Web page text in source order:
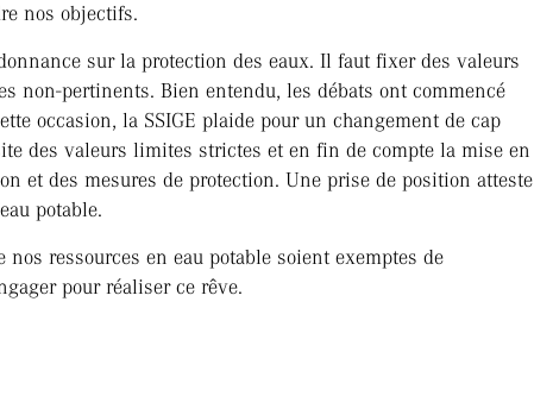
nos objectifs.
sur la protection des eaux. Il faut fixer des valeurs
non-pertinents. Bien entendu, les débats ont commencé
occasion, la SSIGE plaide pour un changement de cap
des valeurs limites strictes et en fin de compte la mise en
et des mesures de protection. Une prise de position atteste
potable.
ressources en eau potable soient exemptes de
pour réaliser ce rêve.